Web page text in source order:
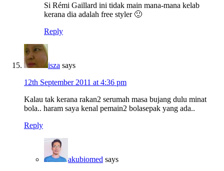
Si Rémi Gaillard ini tidak main mana-mana kelab
kerana dia adalah free styler 🙂
Reply
isza says
12th September 2011 at 4:36 pm
Kalau tak kerana rakan2 serumah masa bujang dulu minat
bola.. haram saya kenal pemain2 bolasepak yang ada..
Reply
akubiomed says